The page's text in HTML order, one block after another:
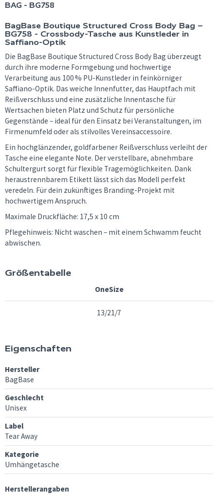
BAG - BG758
BagBase Boutique Structured Cross Body Bag –
BG758 - Crossbody-Tasche aus Kunstleder in
Saffiano-Optik
Die BagBase Boutique Structured Cross Body Bag überzeugt
durch ihre moderne Formgebung und hochwertige
Verarbeitung aus 100 % PU-Kunstleder in feinkörniger
Saffiano-Optik. Das weiche Innenfutter, das Hauptfach mit
Reißverschluss und eine zusätzliche Innentasche für
Wertsachen bieten Platz und Schutz für persönliche
Gegenstände – ideal für den Einsatz bei Veranstaltungen, im
Firmenumfeld oder als stilvolles Vereinsaccessoire.
Ein hochglänzender, goldfarbener Reißverschluss verleiht der
Tasche eine elegante Note. Der verstellbare, abnehmbare
Schultergurt sorgt für flexible Tragemöglichkeiten. Dank
heraustrennbarem Etikett lässt sich das Modell perfekt
veredeln. Für dein zukünftiges Branding-Projekt mit
hochwertigem Anspruch.
Maximale Druckfläche: 17,5 x 10 cm
Pflegehinweis: Nicht waschen – mit einem Schwamm feucht
abwischen.
Größentabelle
OneSize
13/21/7
Eigenschaften
Hersteller
BagBase
Geschlecht
Unisex
Label
Tear Away
Kategorie
Umhängetasche
Herstellerangaben